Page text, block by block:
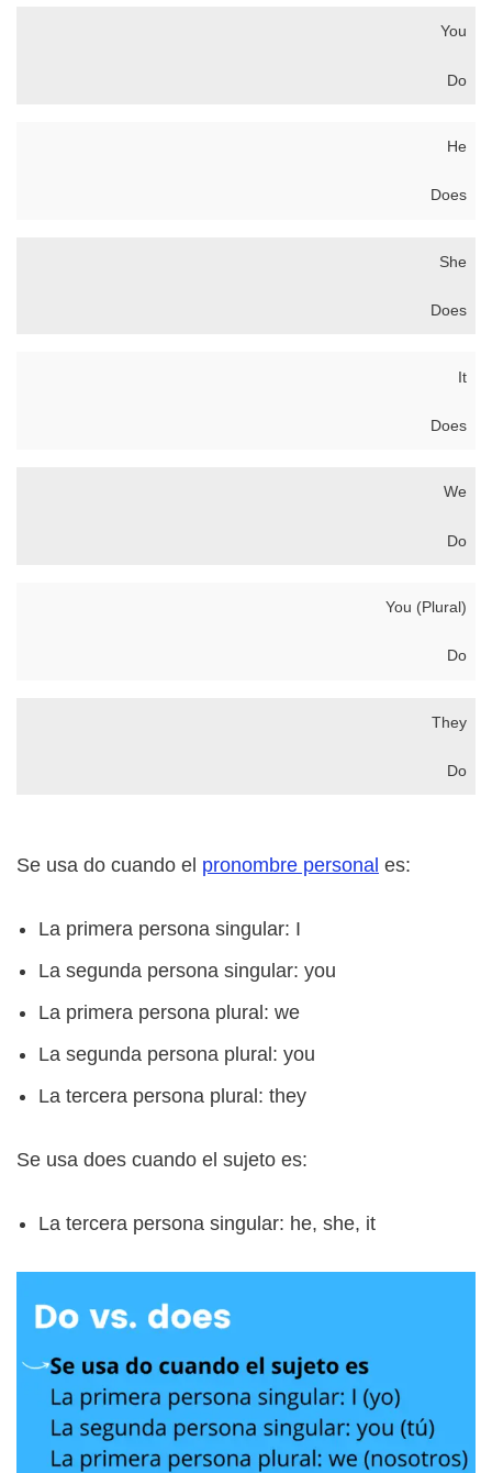
You
Do
He
Does
She
Does
It
Does
We
Do
You (Plural)
Do
They
Do
Se usa do cuando el pronombre personal es:
La primera persona singular: I
La segunda persona singular: you
La primera persona plural: we
La segunda persona plural: you
La tercera persona plural: they
Se usa does cuando el sujeto es:
La tercera persona singular: he, she, it